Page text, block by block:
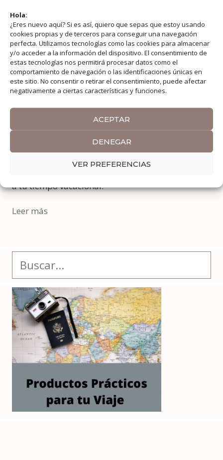
Hola:
¿Eres nuevo aquí? Si es así, quiero que sepas que estoy usando
cookies propias y de terceros para conseguir una navegación
perfecta. Utilizamos tecnologías como las cookies para almacenar
y/o acceder a la información del dispositivo. El consentimiento de
estas tecnologías nos permitirá procesar datos como el
comportamiento de navegación o las identificaciones únicas en
este sitio. No consentir o retirar el consentimiento, puede afectar
negativamente a ciertas características y funciones.
ACEPTAR
DENEGAR
VER PREFERENCIAS
Bienvenidos a My Lifetime Journey, un blog de
viajes y estilo de vida, enfocado a inspirarte y
mostrarte que es posible tener un trabajo a
tiempo completo y a la vez viajar extensamente, si
como en mi caso, deseas compaginar ambos
Basándome en mis experiencias, te compartiré
a tu tiempo vacacional.
Leer más